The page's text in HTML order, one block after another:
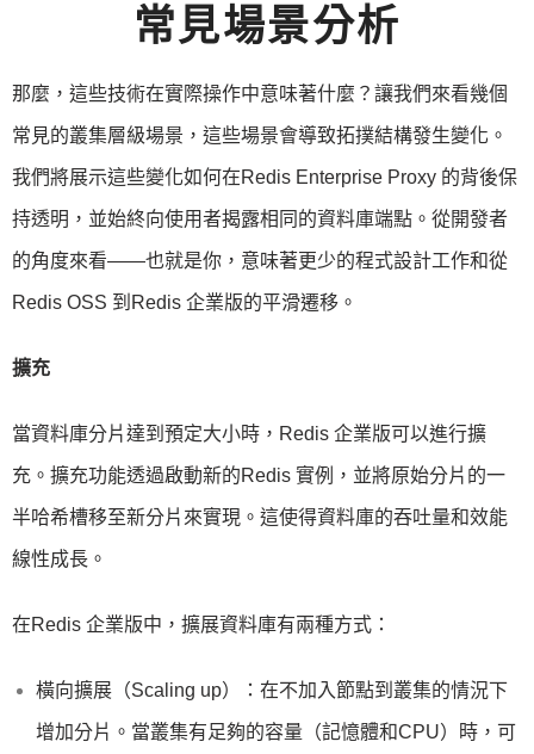
常見場景分析
那麼，這些技術在實際操作中意味著什麼？讓我們來看幾個
常見的叢集層級場景，這些場景會導致拓撲結構發生變化。
我們將展示這些變化如何在Redis Enterprise Proxy 的背後保
持透明，並始終向使用者揭露相同的資料庫端點。從開發者
的角度來看——也就是你，意味著更少的程式設計工作和從
Redis OSS 到Redis 企業版的平滑遷移。
擴充
當資料庫分片達到預定大小時，Redis 企業版可以進行擴
充。擴充功能透過啟動新的Redis 實例，並將原始分片的一
半哈希槽移至新分片來實現。這使得資料庫的吞吐量和效能
線性成長。
在Redis 企業版中，擴展資料庫有兩種方式：
橫向擴展（Scaling up）：在不加入節點到叢集的情況下
增加分片。當叢集有足夠的容量（記憶體和CPU）時，可